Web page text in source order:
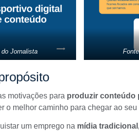
Jornalista
motivações para produzir conteúdo
o melhor caminho para chegar ao seu
um emprego na mídia